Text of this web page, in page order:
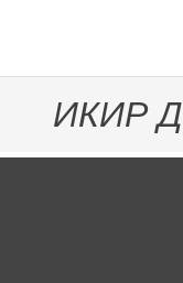
ИКИР